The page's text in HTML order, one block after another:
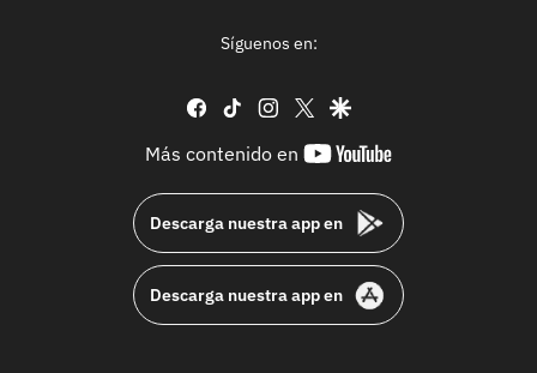
Síguenos en:
facebook
tiktok instagram
twittergoogle
Más contenido en
youtube-
Descarga nuestra app en
Descarga nuestra app en